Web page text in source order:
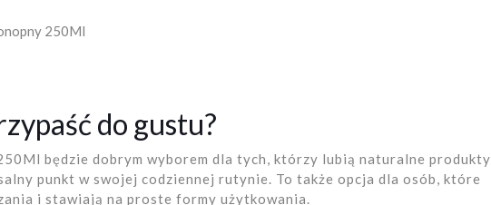
250Ml
do gustu?
będzie dobrym wyborem dla tych, którzy lubią naturalne produkty
punkt w swojej codziennej rutynie. To także opcja dla osób, które
i stawiają na proste formy użytkowania.